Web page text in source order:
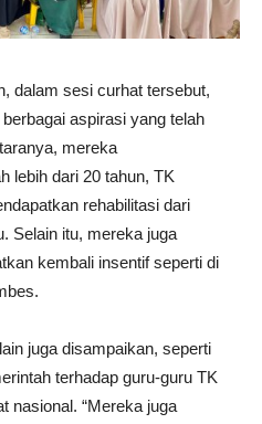
dalam sesi curhat tersebut,
aspirasi yang telah
mereka
lebih dari 20 tahun, TK
rehabilitasi dari
Selain itu, mereka juga
kembali insentif seperti di
juga disampaikan, seperti
terhadap guru-guru TK
nasional. “Mereka juga